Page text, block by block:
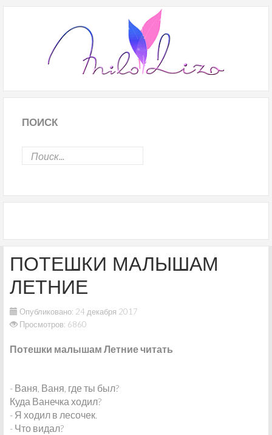
ПОИСК
ПОТЕШКИ МАЛЫШАМ
ЛЕТНИЕ
Опубликовано: 24 декабря 2017
Просмотров: 6860
Потешки малышам Летние читать
- Ваня, Ваня, где ты был?
Куда Ванечка ходил?
- Я ходил в лесочек.
- Что видал?